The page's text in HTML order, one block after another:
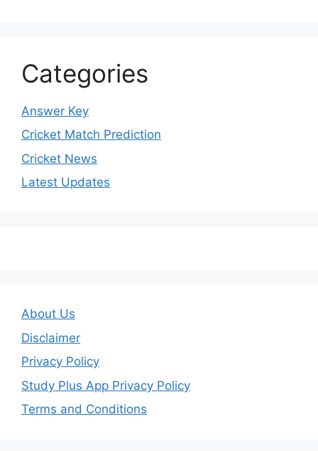
Categories
Answer Key
Cricket Match Prediction
Cricket News
Latest Updates
About Us
Disclaimer
Privacy Policy
Study Plus App Privacy Policy
Terms and Conditions